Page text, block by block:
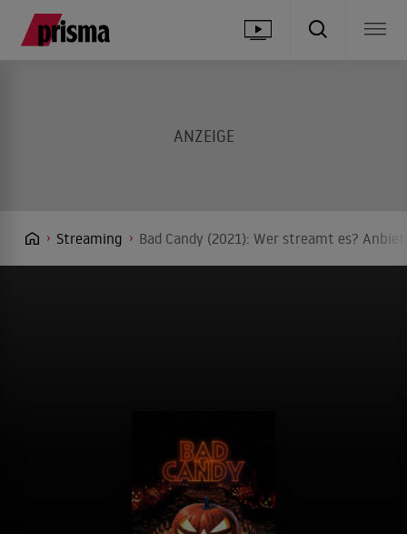
Streaming Bad Candy (2021): Wer streamt es?